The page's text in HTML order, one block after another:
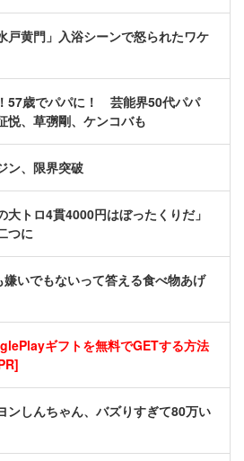
戸黄門」入浴シーンで怒られたワケ
57歳でパパに！ 芸能界50代パパ
、草彅剛、ケンコバも
ン、限界突破
大トロ4貫4000円はぼったくりだ」
つに
いでもないって答える食べ物あげ
ギフトを無料でGETする方法
ンしんちゃん、バズりすぎて80万い